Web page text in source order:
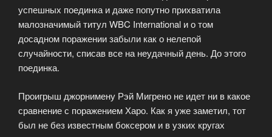
успешных поединка и даже попутно прихватила
малозначимый титул WBC International и о том
досадном поражении забыли как о нелепой
случайности, списав все на неудачный день. До этого
поединка.
Проигрыш джорнимену Рэй Мигрено не идет ни в какое
сравнение с поражением Харо. Как я уже заметил, тот
был не без известным боксером и в узких кругах